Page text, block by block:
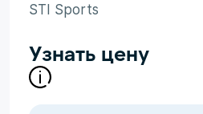
STI Sports
Узнать цену